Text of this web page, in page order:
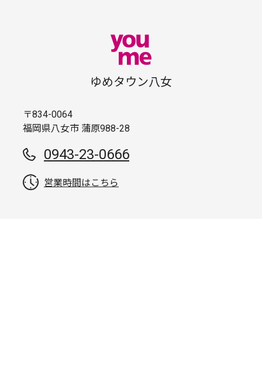
ゆめタウン八女
〒834-0064
福岡県八女市 蒲原988-28
0943-23-0666
営業時間はこちら